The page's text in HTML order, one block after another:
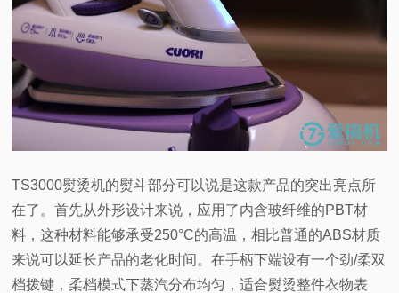
TS3000熨烫机的熨斗部分可以说是这款产品的突出亮点所
在了。首先从外形设计来说，应用了内含玻纤维的PBT材
料，这种材料能够承受250°C的高温，相比普通的ABS材质
来说可以延长产品的老化时间。在手柄下端设有一个劲/柔双
档拨键，柔档模式下蒸汽分布均匀，适合熨烫整件衣物表